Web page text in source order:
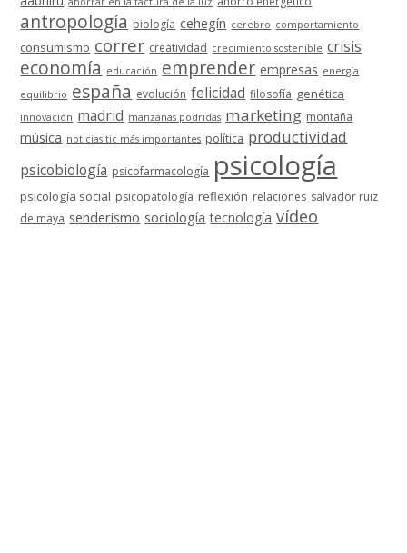
antropología biología cehegín cerebro comportamiento
consumismo correr creatividad crecimiento sostenible crisis
economía educación emprender empresas energía
equilibrio españa evolución felicidad filosofía genética
innovación madrid manzanas podridas marketing montaña
música noticias tic más importantes política productividad
psicobiología psicofarmacología psicología
psicología social psicopatología reflexión relaciones salvador ruiz
de maya senderismo sociología tecnología vídeo